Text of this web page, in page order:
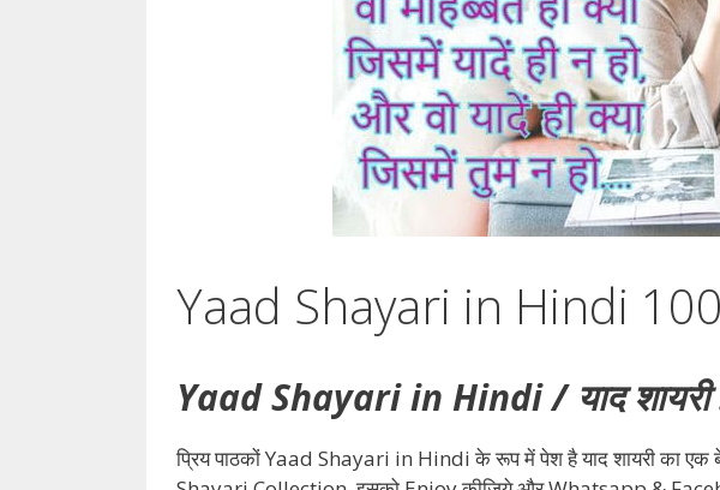
Yaad Shayari in Hindi
Yaad Shayari in Hindi / याद शायरी
प्रिय पाठकों Yaad Shayari in Hindi के रूप में पेश है याद शायरी का